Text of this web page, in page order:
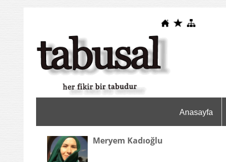
Anasayfa
Meryem Kadıoğlu